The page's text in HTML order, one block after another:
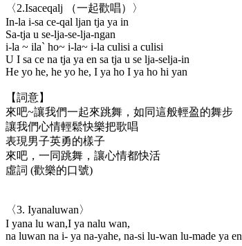
〈2.Isaceqalj （一起歡唱）〉
In-la i-sa ce-qal ljan tja ya in
Sa-tja u se-lja-se-lja-ngan
i-la ~ ila` ho~ i-la~ i-la culisi a culisi
U I sa ce na tja ya en sa tja u se lja-selja-in
He yo he, he yo he, I ya ho I ya ho hi yan
【詞意】
來吧~讓我們一起來跳舞，如同這般輕盈的舞步
讓我們心情輕鬆快樂把歌唱
表現男子英勇的樣子
來吧，一同跳舞，讓心情都快活
虛詞 (歡樂的口號)
〈3. Iyanaluwan〉
I yana lu wan,I ya nalu wan,
na luwan na i- ya na-yahe, na-si lu-wan lu-made ya en